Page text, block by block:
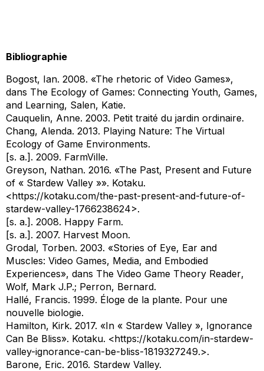
Bibliographie
Bogost, Ian. 2008. «The rhetoric of Video Games»,
dans The Ecology of Games: Connecting Youth, Games,
and Learning, Salen, Katie.
Cauquelin, Anne. 2003. Petit traité du jardin ordinaire.
Chang, Alenda. 2013. Playing Nature: The Virtual
Ecology of Game Environments.
[s. a.]. 2009. FarmVille.
Greyson, Nathan. 2016. «The Past, Present and Future
of « Stardew Valley »». Kotaku.
<https://kotaku.com/the-past-present-and-future-of-
stardew-valley-1766238624>.
[s. a.]. 2008. Happy Farm.
[s. a.]. 2007. Harvest Moon.
Grodal, Torben. 2003. «Stories of Eye, Ear and
Muscles: Video Games, Media, and Embodied
Experiences», dans The Video Game Theory Reader,
Wolf, Mark J.P.; Perron, Bernard.
Hallé, Francis. 1999. Éloge de la plante. Pour une
nouvelle biologie.
Hamilton, Kirk. 2017. «In « Stardew Valley », Ignorance
Can Be Bliss». Kotaku. <https://kotaku.com/in-stardew-
valley-ignorance-can-be-bliss-1819327249.>.
Barone, Eric. 2016. Stardew Valley.